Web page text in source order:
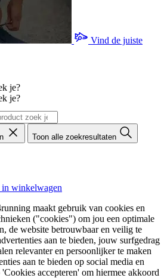
Vind de juiste
je?
je?
Toon alle zoekresultaten
in winkelwagen
maakt gebruik van cookies en
("cookies") om jou een optimale
de website betrouwbaar en veilig te
aan te bieden, jouw surfgedrag
relevanter en persoonlijker te maken
aan te bieden op social media en
accepteren' om hiermee akkoord